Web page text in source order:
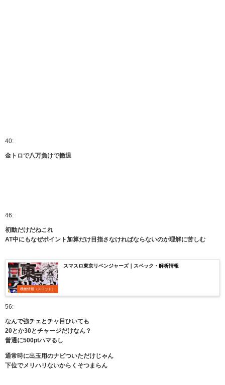
40:
金トロで八万負けで撤退
46:
初動だけだねこれ
AT中にもなぜポイント加算だけ目指さなければならないのか理解に苦しむ
機種情報（スロット）
スマスロ東京リベンジャーズ｜スペック・解析情報
56:
なんで強チェとチャ目ひいても
20とか30とチャージだけなん？
普通に500ptハマるし
通常時に出玉用のナビついただけじゃん
下位でメリハリないからくそつまらん